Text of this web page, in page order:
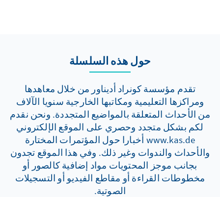
حول هذه السلسلة
تقدم مؤسسة كونراد أديناور من خلال معاهدها
ومراكزها التعليمية ومكاتبها الخارجية سنويا الآلاف
من الأحداث المتعلقة بالمواضيع المتجددة. ونحن نقدم
لكم بشكل متجدد وحصري على الموقع الإلكتروني
www.kas.de أخبارا حول المؤتمرات المختارة
والأحداث والندوات وغير ذلك. وفي هذا الموقع تجدون
بجانب موجز المحتويات مواد إضافية كالصور أو
مخطوطات القراءة أو مقاطع الفيديو أو التسجيلات
الصوتية.